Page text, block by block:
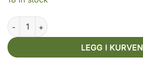
Sander m/nakkepute quantity
LEGG I KURVEN